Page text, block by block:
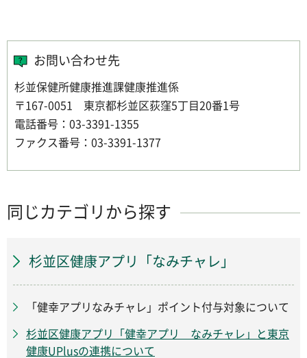
お問い合わせ先
杉並保健所健康推進課健康推進係
〒167-0051 東京都杉並区荻窪5丁目20番1号
電話番号：03-3391-1355
ファクス番号：03-3391-1377
同じカテゴリから探す
杉並区健康アプリ「なみチャレ」
「健幸アプリなみチャレ」ポイント付与対象について
杉並区健康アプリ「健幸アプリ なみチャレ」と東京
健康UPlusの連携について